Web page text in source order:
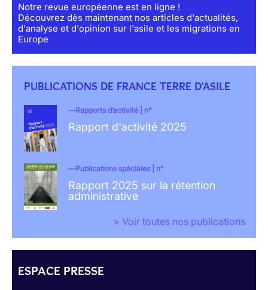
Notre revue européenne est en ligne !
Découvrez dès maintenant nos articles d'actualités,
d'analyse et d'opinion sur l'asile et les migrations en
Europe
PUBLICATIONS DE FRANCE TERRE D'ASILE
Rapports d’activité | n°
Rapport d'activité 2025
Publications spéciales | n°
Rapport 2025 sur la rétention
administrative
> Voir toutes nos publications
ESPACE PRESSE